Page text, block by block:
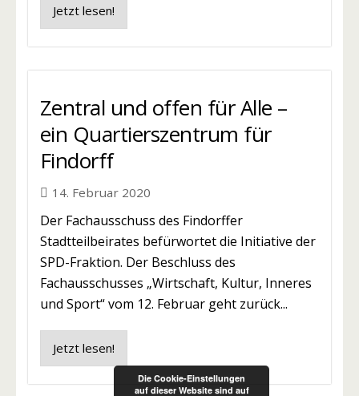
Jetzt lesen!
Zentral und offen für Alle –
ein Quartierszentrum für
Findorff
14. Februar 2020
Der Fachausschuss des Findorffer
Stadtteilbeirates befürwortet die Initiative der
SPD-Fraktion. Der Beschluss des
Fachausschusses „Wirtschaft, Kultur, Inneres
und Sport“ vom 12. Februar geht zurück...
Jetzt lesen!
Die Cookie-Einstellungen
auf dieser Website sind auf